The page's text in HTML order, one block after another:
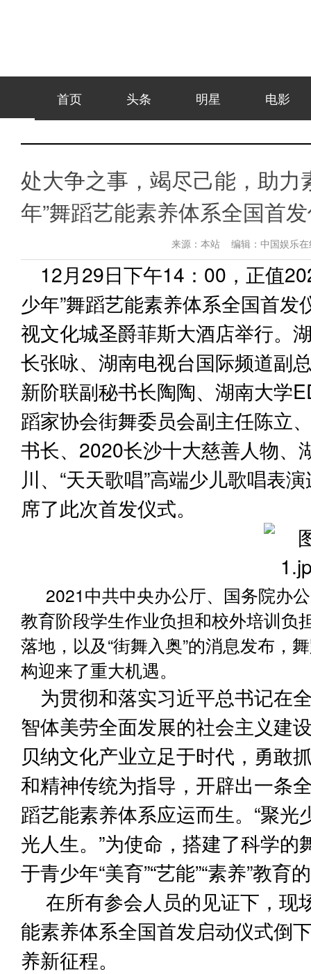
首页 头条 明星 电影
处大争之事，竭尽己能，助力
年”舞蹈艺能素养体系全国首
来源： 本站 编辑： 中国娱乐
12月29日下午14：00，正值
少年”舞蹈艺能素养体系全国首
视文化城圣爵菲斯大酒店举行。
长张咏、湖南电视台国际频道副
新阶联副秘书长陶陶、湖南大学
蹈家协会街舞委员会副主任陈立
书长、2020长沙十大慈善人物、
川、“天天歌唱”高端少儿歌唱表
席了此次首发仪式。
2021中共中央办公厅、国务院办
教育阶段学生作业负担和校外培训负
落地， 以及“街舞入奥”的消息发布，
构迎来了重大机遇。
为贯彻和落实习近平总书记在
智体美劳全面发展的社会主义建
贝纳文化产业立足于时代，勇敢
和精神传统为指导，开辟出一条
蹈艺能素养体系应运而生。“聚光
光人生。”为使命，搭建了科学
于青少年“美育”“艺能”“素养”教育
在所有参会人员的见证下，现
能素养体系全国首发启动仪式倒
养新征程。